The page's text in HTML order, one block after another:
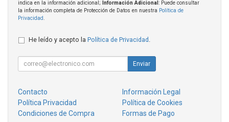
indica en la información adicional;
Información Adicional : Puede consultar
la información completa de Protección de Datos en nuestra Política de
Privacidad
He leído y acepto la Política de Privacidad
Enviar
Contacto
Información Legal
Política Privacidad
Política de Cookies
Condiciones de Compra
Formas de Pago